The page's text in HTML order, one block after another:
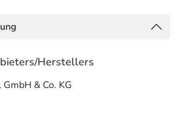
Herstellers
& Co. KG